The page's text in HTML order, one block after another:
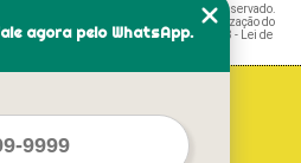
Quarto Granja Julieta
" é de direito reservado.
nossos links, é proibida sem a autorização do
artigo 184 do Código Penal –Lei 9610/98 - Lei de
Monte Alegre
Home
Empresa
agora pelo WhatsApp.